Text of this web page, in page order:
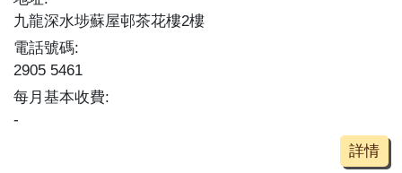
九龍深水埗蘇屋邨茶花樓2樓
電話號碼:
2905 5461
每月基本收費:
-
詳情